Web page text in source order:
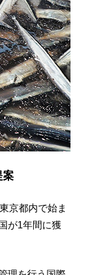
案
京都内で始ま
が1年間に獲